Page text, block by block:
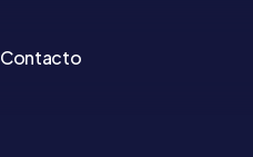
Contacto